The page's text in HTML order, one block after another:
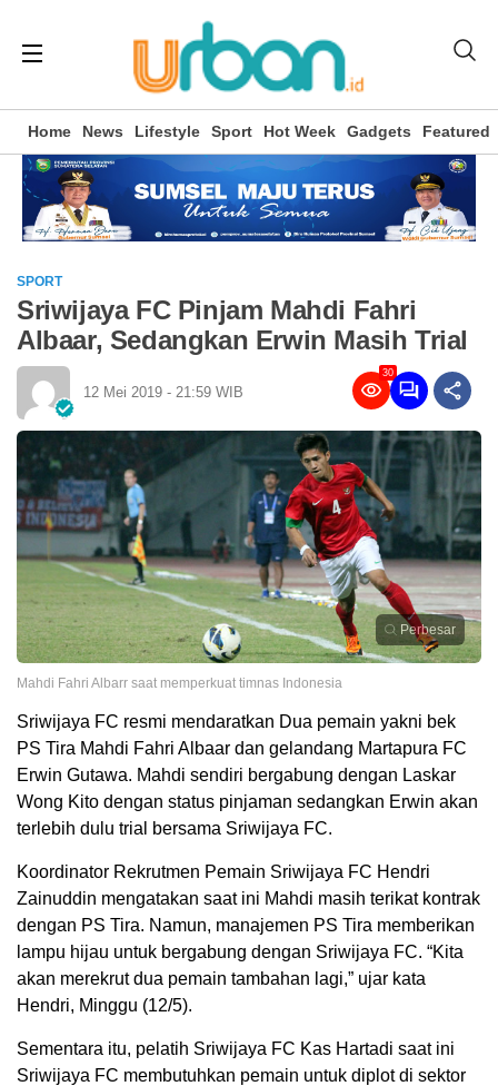
Home News Lifestyle Sport Hot Week Gadgets Featured
SPORT
Sriwijaya FC Pinjam Mahdi Fahri
Albaar, Sedangkan Erwin Masih Trial
12 Mei 2019 - 21:59 WIB
30
Perbesar
Mahdi Fahri Albarr saat memperkuat timnas Indonesia
Sriwijaya FC resmi mendaratkan Dua pemain yakni bek
PS Tira Mahdi Fahri Albaar dan gelandang Martapura FC
Erwin Gutawa. Mahdi sendiri bergabung dengan Laskar
Wong Kito dengan status pinjaman sedangkan Erwin akan
terlebih dulu trial bersama Sriwijaya FC.
Koordinator Rekrutmen Pemain Sriwijaya FC Hendri
Zainuddin mengatakan saat ini Mahdi masih terikat kontrak
dengan PS Tira. Namun, manajemen PS Tira memberikan
lampu hijau untuk bergabung dengan Sriwijaya FC. “Kita
akan merekrut dua pemain tambahan lagi,” ujar kata
Hendri, Minggu (12/5).
Sementara itu, pelatih Sriwijaya FC Kas Hartadi saat ini
Sriwijaya FC membutuhkan pemain untuk diplot di sektor